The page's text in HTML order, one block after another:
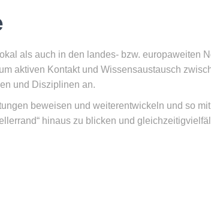
als auch in den landes- bzw. europaweiten
aktiven Kontakt und Wissensaustausch
und Disziplinen an.
beweisen und weiterentwickeln und so
hinaus zu blicken und